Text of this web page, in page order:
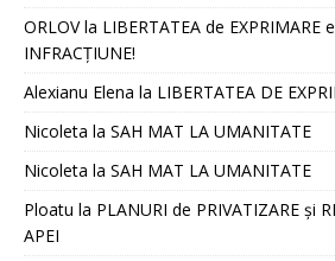
ORLOVla LIBERTATEA de EXPRIMARE
INFRACȚIUNE!
Alexianu Elena la LIBERTATEA DE
Nicoleta la SAH MAT LA UMANITATE
Nicoleta la SAH MAT LA UMANITATE
Ploatu la PLANURI de PRIVATIZARE și
APEI